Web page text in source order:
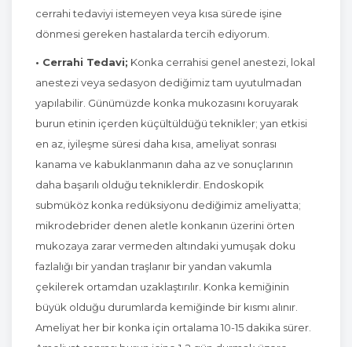
cerrahi tedaviyi istemeyen veya kısa sürede işine
dönmesi gereken hastalarda tercih ediyorum.
• Cerrahi Tedavi; Konka cerrahisi genel anestezi, lokal
anestezi veya sedasyon dediğimiz tam uyutulmadan
yapılabilir. Günümüzde konka mukozasını koruyarak
burun etinin içerden küçültüldüğü teknikler; yan etkisi
en az, iyileşme süresi daha kısa, ameliyat sonrası
kanama ve kabuklanmanın daha az ve sonuçlarının
daha başarılı olduğu tekniklerdir. Endoskopik
submüköz konka redüksiyonu dediğimiz ameliyatta;
mikrodebrider denen aletle konkanın üzerini örten
mukozaya zarar vermeden altındaki yumuşak doku
fazlalığı bir yandan traşlanır bir yandan vakumla
çekilerek ortamdan uzaklaştırılır. Konka kemiğinin
büyük olduğu durumlarda kemiğinde bir kısmı alınır.
Ameliyat her bir konka için ortalama 10-15 dakika sürer.